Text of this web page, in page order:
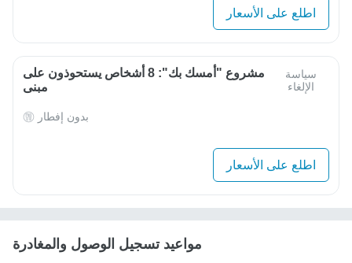
اطلع على الأسعار
مشروع "أمسك بك": 8 أشخاص يستحوذون على
مبنى
سياسة
الإلغاء
بدون إفطار
اطلع على الأسعار
مواعيد تسجيل الوصول والمغادرة